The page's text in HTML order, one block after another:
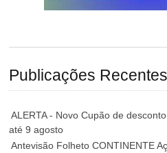
Publicações Recentes
ALERTA - Novo Cupão de
até 9 agosto
Antevisão Folheto CONTINENTE